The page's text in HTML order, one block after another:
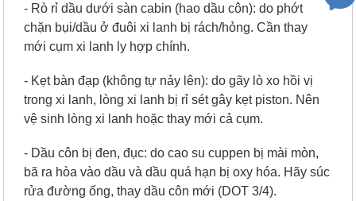
- Rò rỉ dầu dưới sàn cabin (hao dầu côn): do phớt
chặn bụi/dầu ở đuôi xi lanh bị rách/hỏng. Cần thay
mới cụm xi lanh ly hợp chính.
- Kẹt bàn đạp (không tự nảy lên): do gãy lò xo hồi vị
trong xi lanh, lòng xi lanh bị rỉ sét gây kẹt piston. Nên
vệ sinh lòng xi lanh hoặc thay mới cả cụm.
- Dầu côn bị đen, đục: do cao su cuppen bị mài mòn,
bã ra hòa vào dầu và dầu quá hạn bị oxy hóa. Hãy súc
rửa đường ống, thay dầu côn mới (DOT 3/4).